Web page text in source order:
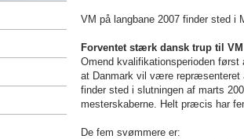
VM på langbane 2007 finder sted i
Forventet stærk dansk trup til VM
Omend kvalifikationsperioden
at Danmark vil være repræsenteret
finder sted i slutningen af marts
mesterskaberne. Helt præcis har
De fem svømmere er: